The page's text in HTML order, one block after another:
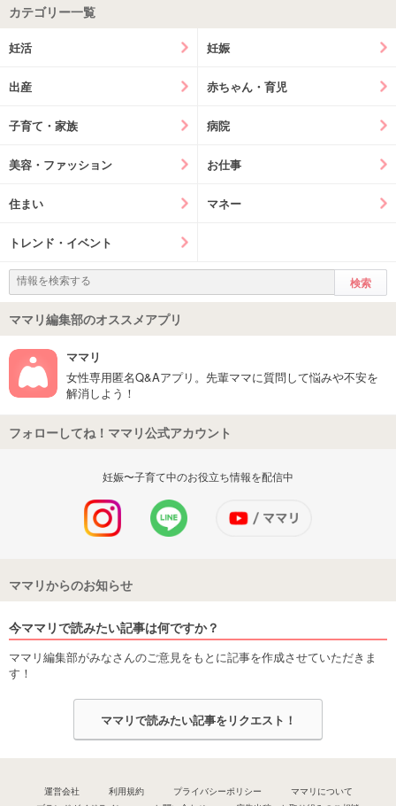
カテゴリー一覧
妊活 妊娠
出産 赤ちゃん・育児
子育て・家族 病院
美容・ファッション お仕事
住まい マネー
トレンド・イベント
ママリ編集部のオススメアプリ
ママリ
女性専用匿名Q&Aアプリ。先輩ママに質問して悩みや不安を
解消しよう！
フォローしてね！ママリ公式アカウント
妊娠〜子育て中のお役立ち情報を配信中
ママリからのお知らせ
今ママリで読みたい記事は何ですか？
ママリ編集部がみなさんのご意見をもとに記事を作成させていただきま
す！
ママリで読みたい記事をリクエスト！
運営会社 利用規約 プライバシーポリシー
ママリについて